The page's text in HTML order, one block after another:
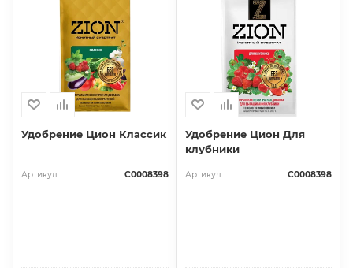
Удобрение Цион Классик
Артикул С0008398
Удобрение Цион Для
клубники
Артикул С0008398